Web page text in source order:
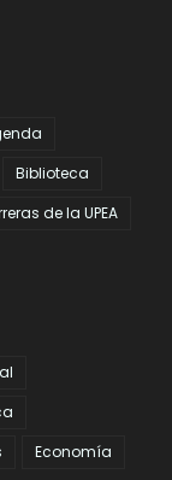
Biblioteca
de la UPEA
Economía